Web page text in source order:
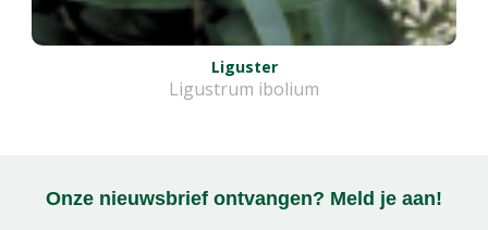
Liguster
Ligustrum ibolium
Onze nieuwsbrief ontvangen? Meld je aan!